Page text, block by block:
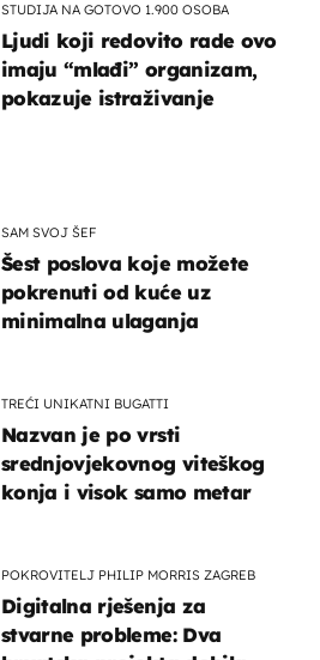
STUDIJA NA GOTOVO 1.900 OSOBA
Ljudi koji redovito rade ovo
imaju “mlađi” organizam,
pokazuje istraživanje
SAM SVOJ ŠEF
Šest poslova koje možete
pokrenuti od kuće uz
minimalna ulaganja
TREĆI UNIKATNI BUGATTI
Nazvan je po vrsti
srednjovjekovnog viteškog
konja i visok samo metar
POKROVITELJ PHILIP MORRIS ZAGREB
Digitalna rješenja za
stvarne probleme: Dva